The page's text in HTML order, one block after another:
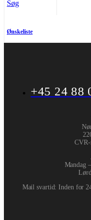
Søg
Ønskeliste
+45 24 88
Mandag
Mail svartid: Inden for